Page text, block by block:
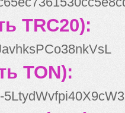
TRC20):
TON):